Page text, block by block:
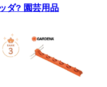
ダ? 園芸用品